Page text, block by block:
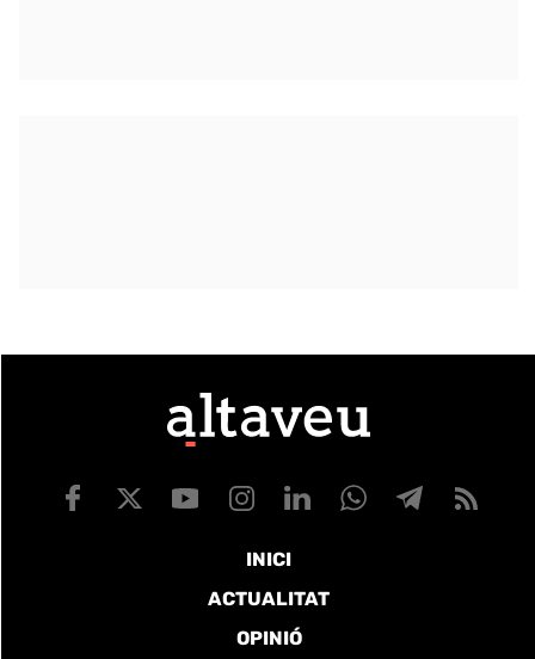
INICI
ACTUALITAT
OPINIÓ